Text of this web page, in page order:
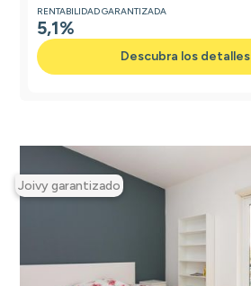
RENTABILIDAD GARANTIZADA
5,1%
Descubra los detalles
Joivy garantizado